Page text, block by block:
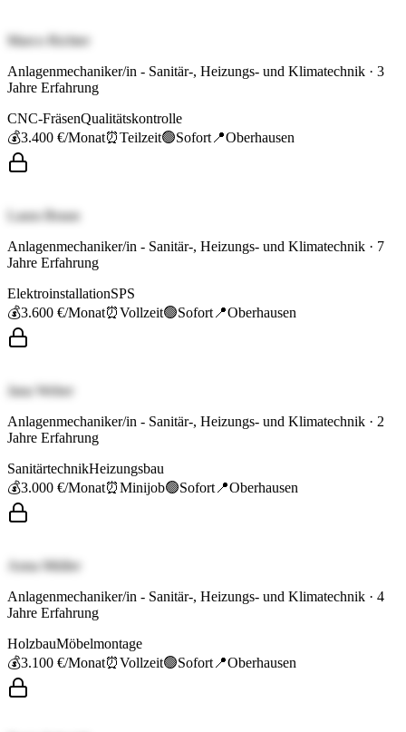
Marco Richter
Anlagenmechaniker/in - Sanitär-, Heizungs- und Klimatechnik · 3
Jahre Erfahrung
CNC-FräsenQualitätskontrolle
💰3.400 €/Monat⏰Teilzeit🟢Sofort 📍Oberhausen
Laura Braun
Anlagenmechaniker/in - Sanitär-, Heizungs- und Klimatechnik · 7
Jahre Erfahrung
ElektroinstallationSPS
💰3.600 €/Monat⏰Vollzeit🟢Sofort 📍Oberhausen
Jana Weber
Anlagenmechaniker/in - Sanitär-, Heizungs- und Klimatechnik · 2
Jahre Erfahrung
SanitärtechnikHeizungsbau
💰3.000 €/Monat⏰Minijob🟢Sofort 📍Oberhausen
Anna Müller
Anlagenmechaniker/in - Sanitär-, Heizungs- und Klimatechnik · 4
Jahre Erfahrung
HolzbauMöbelmontage
💰3.100 €/Monat⏰Vollzeit🟢Sofort 📍Oberhausen